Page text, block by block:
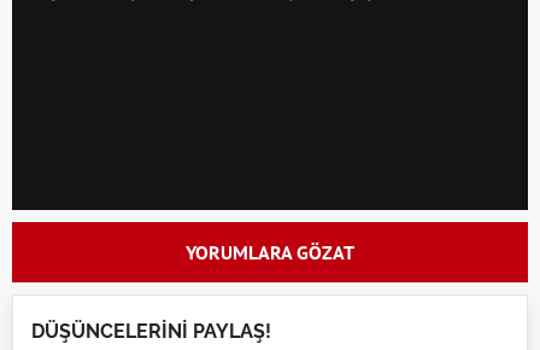
YORUMLARA GÖZAT
DÜŞÜNCELERİNİ PAYLAŞ!